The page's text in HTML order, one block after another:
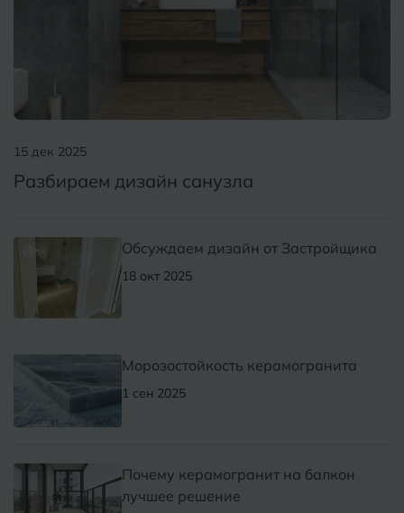
15 дек 2025
Разбираем дизайн санузла
Обсуждаем дизайн от Застройщика
18 окт 2025
Морозостойкость керамогранита
1 сен 2025
Почему керамогранит на балкон
лучшее решение